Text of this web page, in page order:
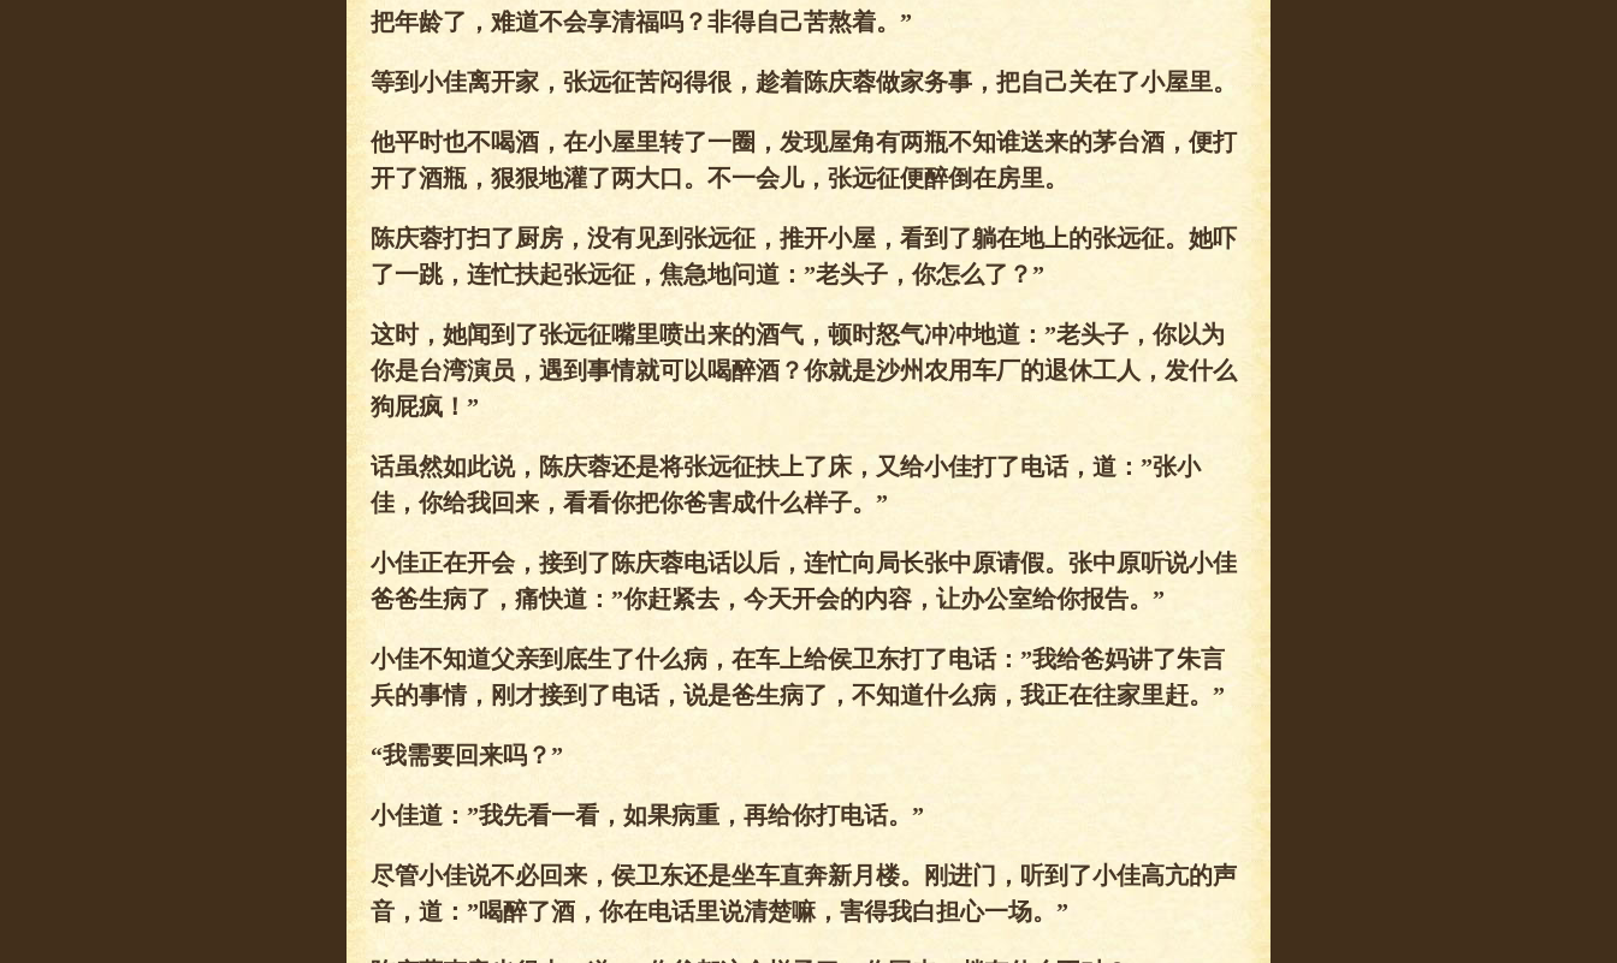
把年龄了，难道不会享清福吗？非得自己苦熬着。”
等到小佳离开家，张远征苦闷得很，趁着陈庆蓉做家务事，把自己关在了小屋里。
他平时也不喝酒，在小屋里转了一圈，发现屋角有两瓶不知谁送来的茅台酒，便打
开了酒瓶，狠狠地灌了两大口。不一会儿，张远征便醉倒在房里。
陈庆蓉打扫了厨房，没有见到张远征，推开小屋，看到了躺在地上的张远征。她吓
了一跳，连忙扶起张远征，焦急地问道：”老头子，你怎么了？”
这时，她闻到了张远征嘴里喷出来的酒气，顿时怒气冲冲地道：”老头子，你以为
你是台湾演员，遇到事情就可以喝醉酒？你就是沙州农用车厂的退休工人，发什么
狗屁疯！”
话虽然如此说，陈庆蓉还是将张远征扶上了床，又给小佳打了电话，道：”张小
佳，你给我回来，看看你把你爸害成什么样子。”
小佳正在开会，接到了陈庆蓉电话以后，连忙向局长张中原请假。张中原听说小佳
爸爸生病了，痛快道：”你赶紧去，今天开会的内容，让办公室给你报告。”
小佳不知道父亲到底生了什么病，在车上给侯卫东打了电话：”我给爸妈讲了朱言
兵的事情，刚才接到了电话，说是爸生病了，不知道什么病，我正在往家里赶。”
“我需要回来吗？”
小佳道：”我先看一看，如果病重，再给你打电话。”
尽管小佳说不必回来，侯卫东还是坐车直奔新月楼。刚进门，听到了小佳高亢的声
音，道：”喝醉了酒，你在电话里说清楚嘛，害得我白担心一场。”